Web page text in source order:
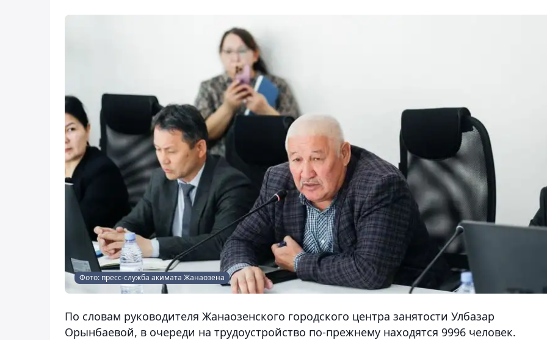
Фото: пресс-служба акимата Жанаозена
По словам руководителя Жанаозенского городского центра занятости Улбазар
Орынбаевой, в очереди на трудоустройство по-прежнему находятся 9996 человек.